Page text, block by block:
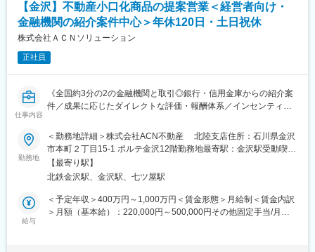
■キャリアパス：
・まずは営業としてスキルアップしていただいた後、将来的に
は、営業戦略の策定やKPIマネジメント、メンバーの採用や育成に
・経験次第ではサブマネージャー、マネージャーとして入社いた
だくことも可能
格した事例もあり、若いうちから積極的にキャリアアップを目指
せる環境です。
■扱うサービス：
注文住宅や店舗の新築、増改築、リフォームなど幅広い建築サー
ムで連携しながら業務に取り組んでいます。
お客様の夢や理想をカタチにする、やりがいの大きい仕事です。
現場の中心となってプロジェクトを推進できる達成感を味わえま
す。
OJT形式で教えます。業務を通じて現場運営のスキルアップが見
込めます。
【金沢】不動産小口化商品の提案営業＜経営者向け・
金融機関の紹介案件中心＞年休120日・土日祝休
株式会社ＡＣＮソリューション
正社員
仕事内容
《全国約3分の2の金融機関と取引◎銀行・信用金庫からの紹介案
件／成果に応じたダイレクトな評価・報酬体系／インセンティブ
■概要
全国約3分の2の金融機関と取引する同社で、銀行・信用金庫から
紹介を受け、法人・個人へ不動産小口化商品「Aシェア」を提案し
ます。
飛び込みなどの新規開拓はなく、金融機関との信頼関係を起点
に、顧客の資産運用・相続対策ニーズへ応える営業です。
勤務地
＜勤務地詳細＞株式会社ACN不動産 北陸支店住所：石川県金沢
市本町２丁目15-1 ポルテ金沢12階勤務地最寄駅：金沢駅受動喫煙
対策：屋内全面禁煙変更の範囲：会社の定める事業所
【最寄り駅】
北鉄金沢駅、金沢駅、七ツ屋駅
給与
＜予定年収＞400万円～1,000万円＜賃金形態＞月給制＜賃金内訳
＞月額（基本給）：220,000円～500,000円その他固定手当/月：